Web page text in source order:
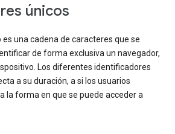
únicos
una cadena de caracteres que se
de forma exclusiva un navegador,
Los diferentes identificadores
a su duración, a si los usuarios
la forma en que se puede acceder a